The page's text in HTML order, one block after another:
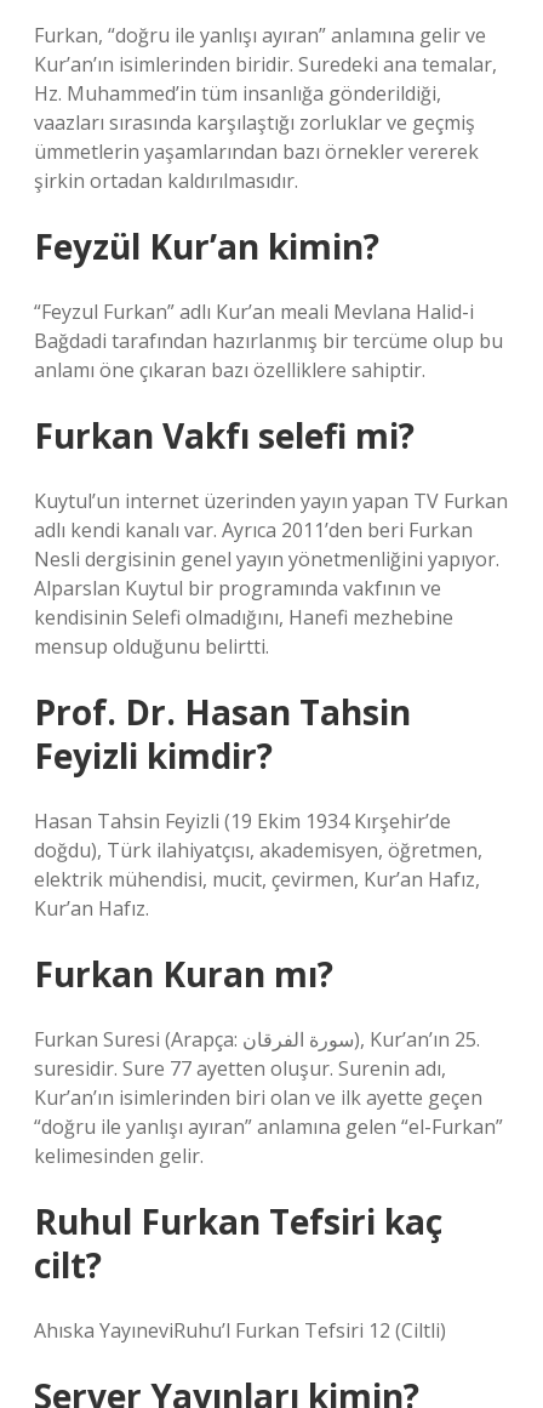
Furkan, “doğru ile yanlışı ayıran” anlamına gelir ve
Kur’an’ın isimlerinden biridir. Suredeki ana temalar,
Hz. Muhammed’in tüm insanlığa gönderildiği,
vaazları sırasında karşılaştığı zorluklar ve geçmiş
ümmetlerin yaşamlarından bazı örnekler vererek
şirkin ortadan kaldırılmasıdır.
Feyzül Kur’an kimin?
“Feyzul Furkan” adlı Kur’an meali Mevlana Halid-i
Bağdadi tarafından hazırlanmış bir tercüme olup bu
anlamı öne çıkaran bazı özelliklere sahiptir.
Furkan Vakfı selefi mi?
Kuytul’un internet üzerinden yayın yapan TV Furkan
adlı kendi kanalı var. Ayrıca 2011’den beri Furkan
Nesli dergisinin genel yayın yönetmenliğini yapıyor.
Alparslan Kuytul bir programında vakfının ve
kendisinin Selefi olmadığını, Hanefi mezhebine
mensup olduğunu belirtti.
Prof. Dr. Hasan Tahsin
Feyizli kimdir?
Hasan Tahsin Feyizli (19 Ekim 1934 Kırşehir’de
doğdu), Türk ilahiyatçısı, akademisyen, öğretmen,
elektrik mühendisi, mucit, çevirmen, Kur’an Hafız,
Kur’an Hafız.
Furkan Kuran mı?
Furkan Suresi (Arapça: سورة الفرقان), Kur’an’ın 25.
suresidir. Sure 77 ayetten oluşur. Surenin adı,
Kur’an’ın isimlerinden biri olan ve ilk ayette geçen
“doğru ile yanlışı ayıran” anlamına gelen “el-Furkan”
kelimesinden gelir.
Ruhul Furkan Tefsiri kaç
cilt?
Ahıska YayıneviRuhu’l Furkan Tefsiri 12 (Ciltli)
Server Yayınları kimin?